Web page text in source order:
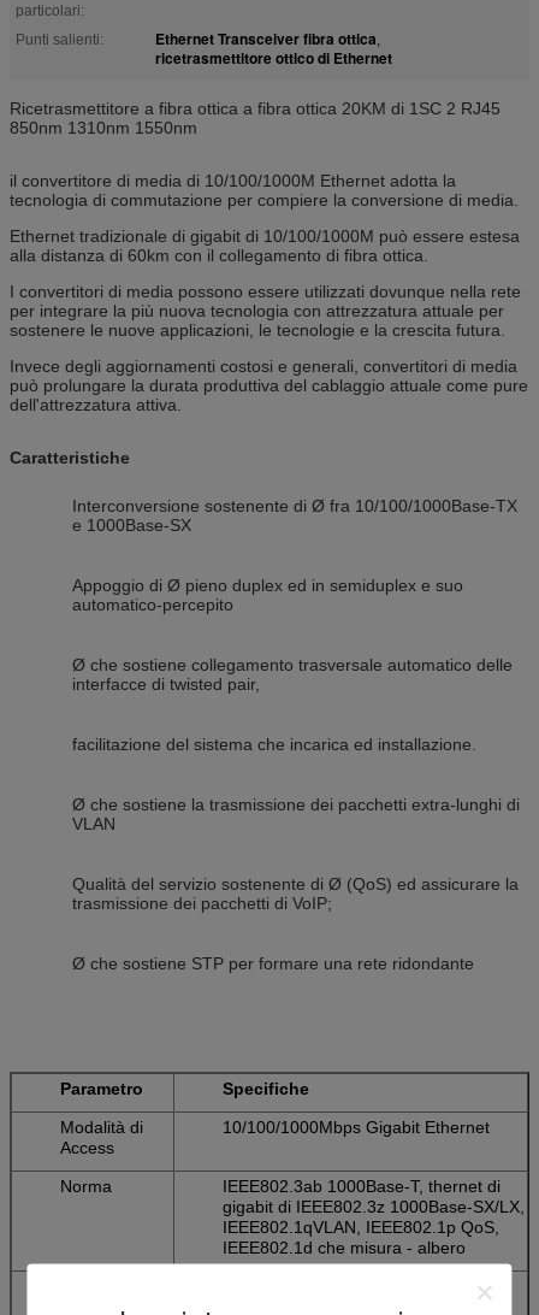
particolari:
Punti salienti: Ethernet Transceiver fibra ottica,
ricetrasmettitore ottico di Ethernet
Ricetrasmettitore a fibra ottica a fibra ottica 20KM di 1SC 2 RJ45
850nm 1310nm 1550nm
il convertitore di media di 10/100/1000M Ethernet adotta la
tecnologia di commutazione per compiere la conversione di media.
Ethernet tradizionale di gigabit di 10/100/1000M può essere estesa
alla distanza di 60km con il collegamento di fibra ottica.
I convertitori di media possono essere utilizzati dovunque nella rete
per integrare la più nuova tecnologia con attrezzatura attuale per
sostenere le nuove applicazioni, le tecnologie e la crescita futura.
Invece degli aggiornamenti costosi e generali, convertitori di media
può prolungare la durata produttiva del cablaggio attuale come pure
dell'attrezzatura attiva.
Caratteristiche
Interconversione sostenente di Ø fra 10/100/1000Base-TX
e 1000Base-SX
Appoggio di Ø pieno duplex ed in semiduplex e suo
automatico-percepito
Ø che sostiene collegamento trasversale automatico delle
interfacce di twisted pair,
facilitazione del sistema che incarica ed installazione.
Ø che sostiene la trasmissione dei pacchetti extra-lunghi di
VLAN
Qualità del servizio sostenente di Ø (QoS) ed assicurare la
trasmissione dei pacchetti di VoIP;
Ø che sostiene STP per formare una rete ridondante
Parametro
Specifiche
Modalità di
Access
10/100/1000Mbps Gigabit Ethernet
Norma
IEEE802.3ab 1000Base-T, thernet di
gigabit di IEEE802.3z 1000Base-SX/LX,
IEEE802.1qVLAN, IEEE802.1p QoS,
IEEE802.1d che misura - albero